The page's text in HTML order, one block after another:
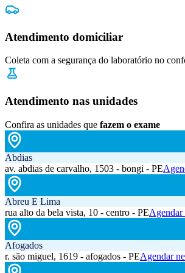
Atendimento domiciliar
Coleta com a segurança do laboratório no
Atendimento nas unidades
Confira as unidades que fazem o exame
Abdias
av. abdias de carvalho, 1503 - bongi - PE
Abreu E Lima
rua alto da bela vista, 10 - centro - PEAgendar
Afogados
r. são miguel, 1619 - afogados - PEAgendar